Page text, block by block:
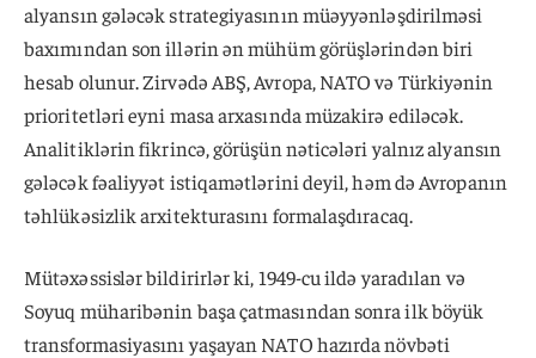
alyansın gələcək strategiyasının müəyyənləşdirilməsi
baxımından son illərin ən mühüm görüşlərindən biri
hesab olunur. Zirvədə ABŞ, Avropa, NATO və Türkiyənin
prioritetləri eyni masa arxasında müzakirə ediləcək.
Analitiklərin fikrincə, görüşün nəticələri yalnız alyansın
gələcək fəaliyyət istiqamətlərini deyil, həm də Avropanın
təhlükəsizlik arxitekturasını formalaşdıracaq.
Mütəxəssislər bildirirlər ki, 1949-cu ildə yaradılan və
Soyuq müharibənin başa çatmasından sonra ilk böyük
transformasiyasını yaşayan NATO hazırda növbəti